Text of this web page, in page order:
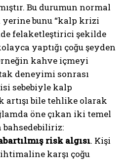
Bu durumun normal
yerine bunu “kalp krizi
felaketleştirici şekilde
yaptığı çoğu şeyden
kahve içmeyi
deneyimi sonrası
sebebiyle kalp
artışı bile tehlike olarak
öne çıkan iki temel
bahsedebiliriz:
risk algısı. Kişi
karşı çoğu